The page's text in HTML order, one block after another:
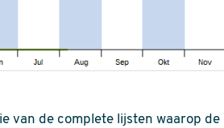
van de complete lijsten waarop de